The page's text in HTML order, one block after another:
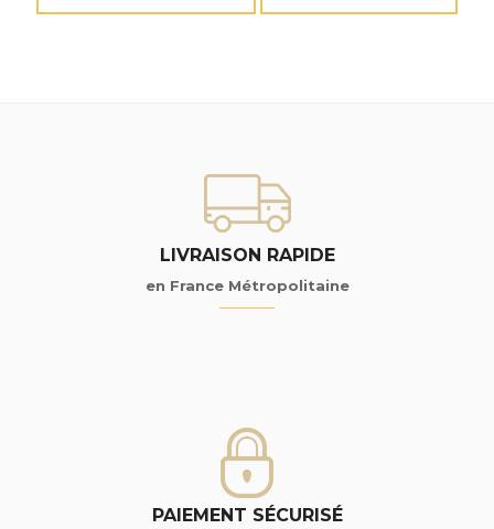
LIVRAISON RAPIDE
en France Métropolitaine
PAIEMENT SÉCURISÉ